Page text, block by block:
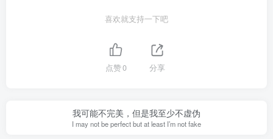
喜欢就支持一下吧
点赞0 分享
我可能不完美，但是我至少不虚伪
I may not be perfect but at least I’m not fake